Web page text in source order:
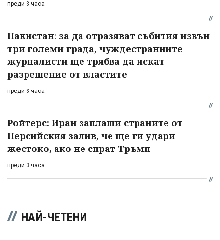
преди 3 часа
Пакистан: за да отразяват събития извън
три големи града, чуждестранните
журналисти ще трябва да искат
разрешение от властите
преди 3 часа
Ройтерс: Иран заплаши страните от
Персийския залив, че ще ги удари
жестоко, ако не спрат Тръмп
преди 3 часа
НАЙ-ЧЕТЕНИ